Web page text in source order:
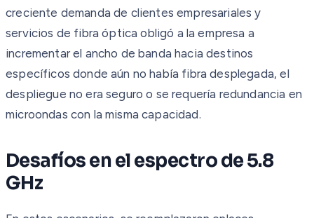
creciente demanda de clientes empresariales y
servicios de fibra óptica obligó a la empresa a
incrementar el ancho de banda hacia destinos
específicos donde aún no había fibra desplegada, el
despliegue no era seguro o se requería redundancia en
microondas con la misma capacidad.
Desafíos en el espectro de 5.8
GHz